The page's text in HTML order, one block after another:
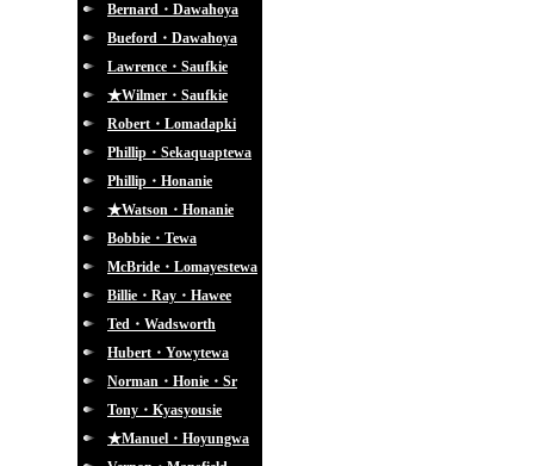
Bernard・Dawahoya
Bueford・Dawahoya
Lawrence・Saufkie
★Wilmer・Saufkie
Robert・Lomadapki
Phillip・Sekaquaptewa
Phillip・Honanie
★Watson・Honanie
Bobbie・Tewa
McBride・Lomayestewa
Billie・Ray・Hawee
Ted・Wadsworth
Hubert・Yowytewa
Norman・Honie・Sr
Tony・Kyasyousie
★Manuel・Hoyungwa